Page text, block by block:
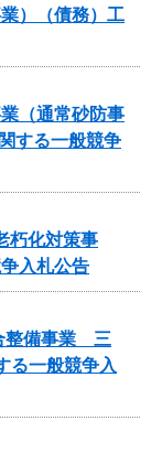
）（債務）工
（通常砂防事
する一般競争
朽化対策事
入札公告
整備事業 三
る一般競争入